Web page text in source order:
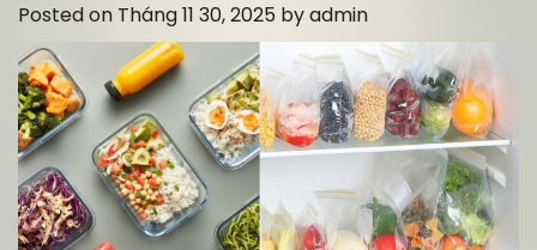
Posted on Tháng 11 30, 2025 byadmin